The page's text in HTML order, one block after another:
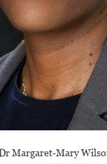
Dr Margaret-Mary